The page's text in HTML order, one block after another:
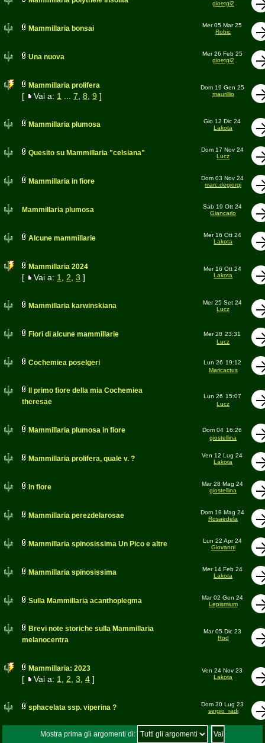
gioetgi2
Mammillaria bonsai
Mer 05 Mar 25
Robic
Una nuova
Mer 26 Feb 25
gioetgi2
Mammillaria prolifera
[ Vai a: 1 7 8 9]
Dom 19 Gen 25
maurillio
Mammillaria plumosa
Gio 12 Dic 24
Lakota
Quesito su Mammillaria "celsiana"
Dom 17 Nov 24
Lucz
Mammillaria in fiore
Dom 03 Nov 24
marc.degiorgi
Mammillaria plumosa
Sab 19 Ott 24
Giancarlo
Alcune mammillarie
Mer 16 Ott 24
Lakota
Mammillaria 2024
[ Vai a: 1 2 3 ]
Mer 16 Ott 24
Lakota
Mammillaria karwinskiana
Mer 25 Set 24
Lucz
Fiori di alcune mammillarie Mer 28 23:31
Lucz
Cochemiea poselgeri Lun 26 19:12
Maricactus
Il primo fiore della mia Cochemiea
theresae
Lun 26 15:07
Lucz
Mammillaria plumosa in fiore Dom 04 16:26
giostellina
Mammillaria prolifera, quale v. ?
Ven 12 Lug 24
Lakota
In fiore
Mar 28 Mag 24
giostellina
Mammillaria perezdelarosae
Dom 19 Mag 24
Rosaedela
Mammillaria spinosissima Un Pico e altre
Lun 22 Apr 24
Giovanni
Mammillaria spinosissima
Mer 14 Feb 24
Lakota
Sulla Mammillaria acanthoplegma
Mar 02 Gen 24
Lepismium
Brevi note storiche sulla Mammillaria
melanocentra
Mar 05 Dic 23
Rod
Mammillaria: 2023
[ Vai a: 1 2 3 4]
Ven 24 Nov 23
Lakota
sphacelata ssp. viperina ?
Dom 30 Lug 23
sergio_radi
Mostra prima gli argomenti di: